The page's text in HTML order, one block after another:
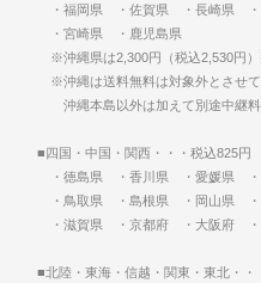
・福岡県 ・佐賀県 ・長崎県 ・
・宮崎県 ・鹿児島県
※沖縄県は2,300円（税込2,530円）
※沖縄は送料無料は対象外とさせて
沖縄本島以外は加えて別途中継料
■四国・中国・関西・・・税込825円
・徳島県 ・香川県 ・愛媛県 ・
・鳥取県 ・島根県 ・岡山県 ・
・滋賀県 ・京都府 ・大阪府 ・
■北陸・東海・信越・関東・東北・・